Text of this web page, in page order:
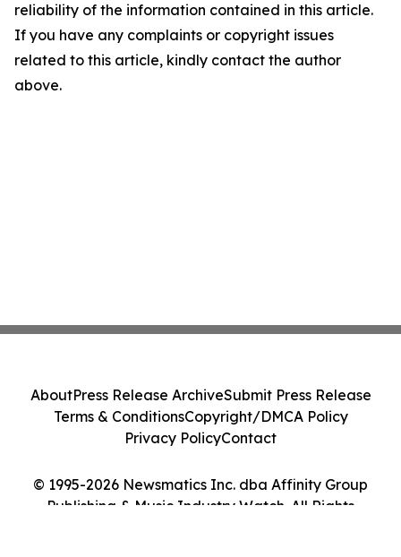
reliability of the information contained in this article.
If you have any complaints or copyright issues
related to this article, kindly contact the author
above.
© 1995-2026 Newsmatics Inc. dba Affinity Group
Publishing & Music Industry Watch. All Rights
AboutPress Release ArchiveSubmit Press Release
Terms & ConditionsCopyright/DMCA Policy
Privacy PolicyContact